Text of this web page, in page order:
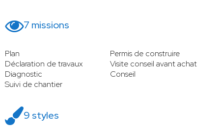
7 missions
Plan
Permis de construire
Déclaration de travaux
Visite conseil avant achat
Diagnostic
Conseil
Suivi de chantier
9 styles